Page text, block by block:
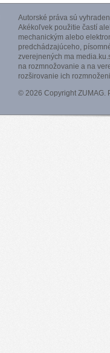
Autorské práva sú
Akékoľvek použitie častí
mechanickým alebo
predchádzajúceho,
zverejnených ma
na rozmnožovanie a na
rozširovanie ich
© 2026 Copyright ZUMAG.